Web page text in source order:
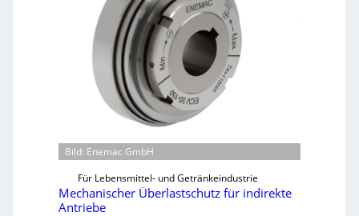
Bild: Enemac GmbH
Für Lebensmittel- und Getränkeindustrie
Mechanischer Überlastschutz für indirekte
Antriebe